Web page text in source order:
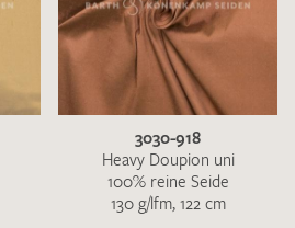
3030-918
Heavy Doupion uni
100% reine Seide
130 g/lfm, 122 cm